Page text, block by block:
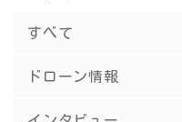
すべて
ドローン情報